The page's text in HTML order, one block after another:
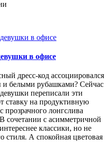
в офисе
дресс-код ассоциировался
белыми рубашками? Сейчас
переписали эти
ставку на продуктивную
прозрачного лонгслива
сочетании с асимметричной
классики, но не
стиля. А спокойная цветовая